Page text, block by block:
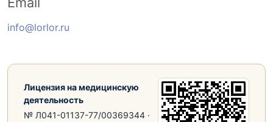
info@lorlor.ru
Лицензия на медицинскую
деятельность
№ Л041-01137-77/00369344 ·